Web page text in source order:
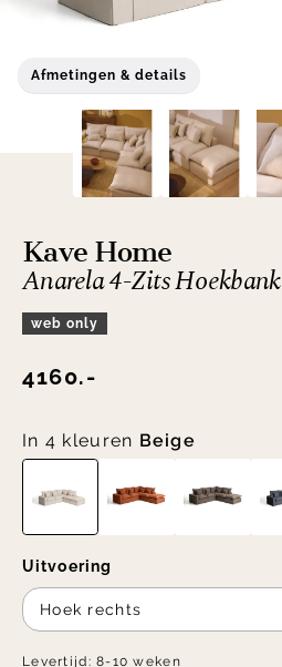
Afmetingen & details
Kave Home
Anarela 4-Zits Hoekbank
web only
4160.-
In 4 kleuren Beige
Uitvoering
Hoek rechts
Levertijd:8-10 weken